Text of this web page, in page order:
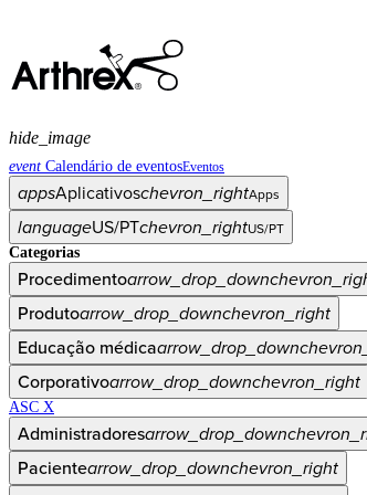
event Calendário de eventosEventos
appsAplicativoschevron_rightApps
languageUS/PTchevron_rightUS/PT
Categorias
Procedimentoarrow_drop_down
Produtoarrow_drop_downchevron_right
Educação médicaarrow_drop_down
Corporativoarrow_drop_downchevron_right
ASC X
Administradoresarrow_drop_down
Pacientearrow_drop_downchevron_right
hide_image